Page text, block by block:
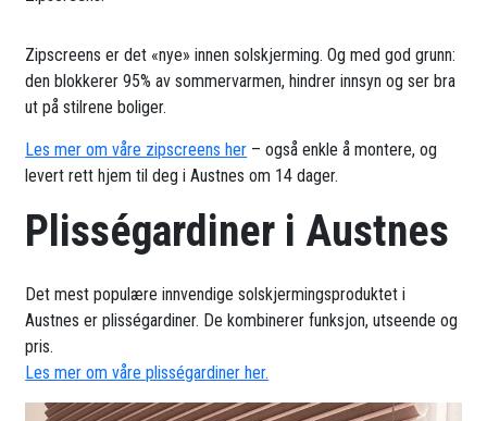
Zipscreens er det «nye» innen solskjerming. Og med god grunn:
den blokkerer 95% av sommervarmen, hindrer innsyn og ser bra
ut på stilrene boliger.
Les mer om våre zipscreens her – også enkle å montere, og
levert rett hjem til deg i Austnes om 14 dager.
Plisségardiner i Austnes
Det mest populære innvendige solskjermingsproduktet i
Austnes er plisségardiner. De kombinerer funksjon, utseende og
pris.
Les mer om våre plisségardiner her.